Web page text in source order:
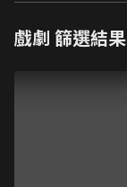
戲劇 篩選結果